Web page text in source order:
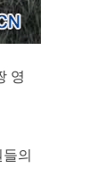
영
의